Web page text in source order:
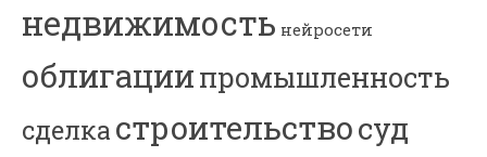
недвижимость нейросети
облигациипромышленность
сделкастроительствосуд